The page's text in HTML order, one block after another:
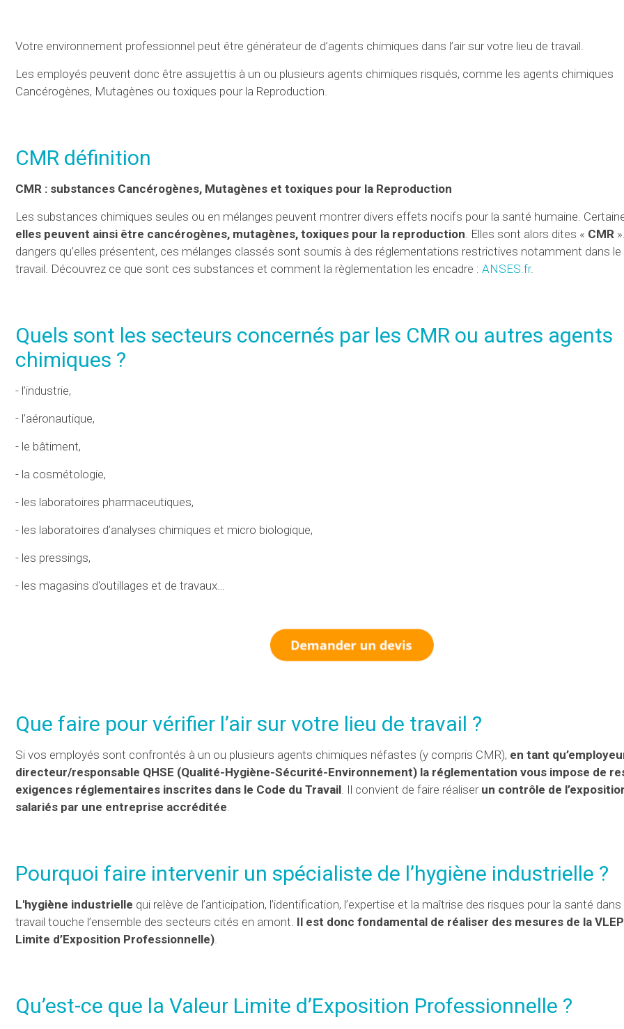
Votre environnement professionnel peut être générateur de d’agents chimiques dans l’air sur votre lieu de travail.
Les employés peuvent donc être assujettis à un ou plusieurs agents chimiques risqués, comme les agents chimiques
Cancérogènes, Mutagènes ou toxiques pour la Reproduction.
CMR définition
CMR : substances Cancérogènes, Mutagènes et toxiques pour la Reproduction
Les substances chimiques seules ou en mélanges peuvent montrer divers effets nocifs pour la santé humaine.
elles peuvent ainsi être cancérogènes, mutagènes, toxiques pour la reproduction. Elles sont alors dites « CMR
dangers qu’elles présentent, ces mélanges classés sont soumis à des réglementations restrictives notamment dans
travail. Découvrez ce que sont ces substances et comment la règlementation les encadre : ANSES.fr.
Quels sont les secteurs concernés par les CMR ou autres agents
chimiques ?
- l’industrie,
- l’aéronautique,
- le bâtiment,
- la cosmétologie,
- les laboratoires pharmaceutiques,
- les laboratoires d’analyses chimiques et micro biologique,
- les pressings,
- les magasins d'outillages et de travaux…
Que faire pour vérifier l’air sur votre lieu de travail ?
Si vos employés sont confrontés à un ou plusieurs agents chimiques néfastes (y compris CMR), en tant
directeur/responsable QHSE (Qualité-Hygiène-Sécurité-Environnement) la réglementation vous impose de
exigences réglementaires inscrites dans le Code du Travail. Il convient de faire réaliser un contrôle de
salariés par une entreprise accréditée.
Pourquoi faire intervenir un spécialiste de l’hygiène industrielle ?
L'hygiène industrielle qui relève de l’anticipation, l’identification, l’expertise et la maîtrise des risques pour la santé
travail touche l’ensemble des secteurs cités en amont. Il est donc fondamental de réaliser des mesures de la
Limite d’Exposition Professionnelle).
Qu’est-ce que la Valeur Limite d’Exposition Professionnelle ?